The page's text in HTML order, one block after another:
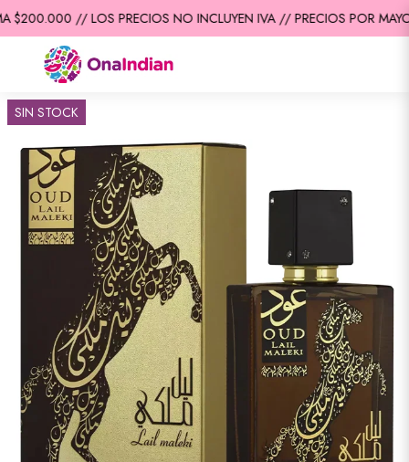
// LOS PRECIOS NO INCLUYEN IVA // PRECIOS POR
SIN STOCK